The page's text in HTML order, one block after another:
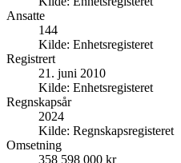
Ansatte
144
Kilde: Enhetsregisteret
Registrert
21. juni 2010
Kilde: Enhetsregisteret
Regnskapsår
2024
Kilde: Regnskapsregisteret
Omsetning
358 598 000 kr